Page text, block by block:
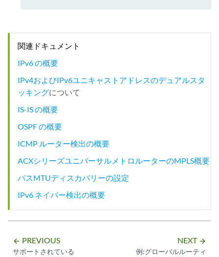
関連ドキュメント
IPv6 の概要
IPv4およびIPv6ユニキャストアドレスのデュアルスタ
ッキングについて
IS-IS の概要
OSPF の概要
ICMP ルーター検出の概要
ACXシリーズユニバーサルメトロルーターのMPLS概要
パスMTUディスカバリーの設定
IPv6 ネイバー検出の概要
arrow_backward PREVIOUS
サポートされている
NEXT arrow_forward
例:グローバルルーティ